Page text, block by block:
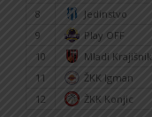
8
Jedinstvo
9
Play OFF
10
Mladi Krajišnik
11
ŽKK Igman
12
ŽKK Konjic